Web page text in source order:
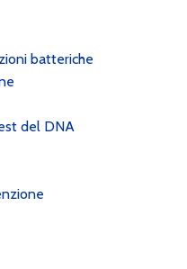
batteriche
del DNA